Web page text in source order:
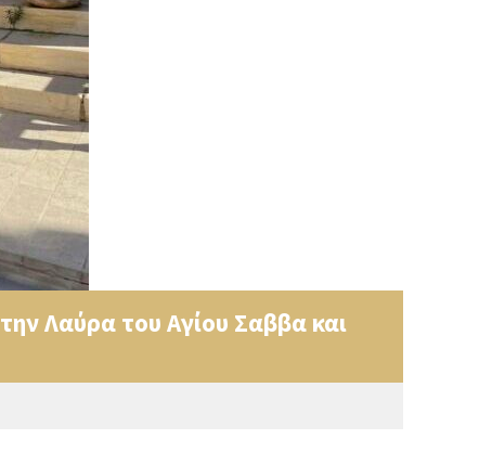
Λαύρα του Αγίου Σαββα και